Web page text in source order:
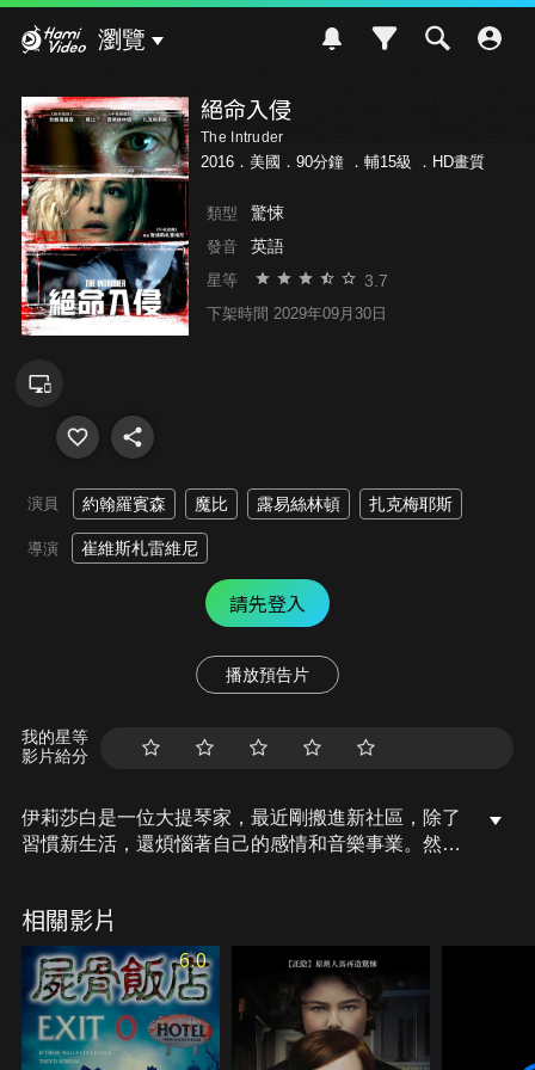
瀏覽
絕命入侵
The Intruder
2016．美國．90分鐘 ． 輔15級 ．HD畫質
類型 驚悚
發音 英語
星等 3.7
下架時間 2029年09月30日
演員 約翰羅賓森 魔比 露易絲林頓 扎克梅耶斯
導演 崔維斯札雷維尼
請先登入
播放預告片
我的星等
影片給分
伊莉莎白是一位大提琴家，最近剛搬進新社區，除了
習慣新生活，還煩惱著自己的感情和音樂事業。然
是否另有他人…。新社區裡親切友善的婦人、熱愛助
人的男子、舉止怪異的大叔，到底誰才是那個入侵
者？
相關影片
6.0